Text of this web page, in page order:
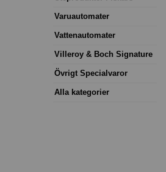
Varuautomater
Vattenautomater
Villeroy & Boch Signature
Övrigt Specialvaror
Alla kategorier